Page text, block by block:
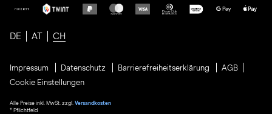
DE AT CH
Impressum Datenschutz Barrierefreiheitserklärung
AGB
Cookie Einstellungen
Alle Preise inkl. MwSt. zzgl. Versandkosten
* Pflichtfeld